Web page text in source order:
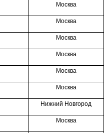
Москва
Москва
Москва
Москва
Москва
Москва
Нижний Новгород
Москва